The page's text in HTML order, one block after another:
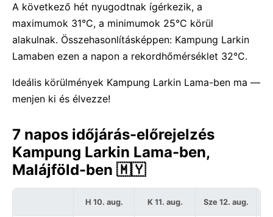
A következő hét nyugodtnak ígérkezik, a
maximumok 31°C, a minimumok 25°C körül
alakulnak. Összehasonlításképpen: Kampung Larkin
Lamaben ezen a napon a rekordhőmérséklet 32°C.
Ideális körülmények Kampung Larkin Lama-ben ma —
menjen ki és élvezze!
7 napos időjárás-előrejelzés
Kampung Larkin Lama-ben,
Malájföld-ben 🇲🇾
H 10. aug. K 11. aug. Sze 12. aug.